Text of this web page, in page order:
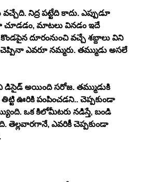
నిద్ర పట్టేది కాదు. ఎప్పుడూ
చూడడం, మాటలు వినడం ఇదే
దూరంనుంచి వచ్చే శబ్దాలు విని
ఎవరూ నమ్మరు. తమ్ముడు అసలే
అయింది సరోజ. తమ్ముడుకి
ఊరికి పంపించడని.. చెప్పకుండా
ఒక కిలోమీటరు నడిస్తే, బండి
తెల్లవారగానే, ఎవరికీ చెప్పకుండా